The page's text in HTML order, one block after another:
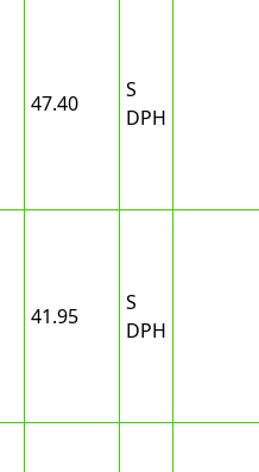
47.40
S
DPH
41.95
S
DPH